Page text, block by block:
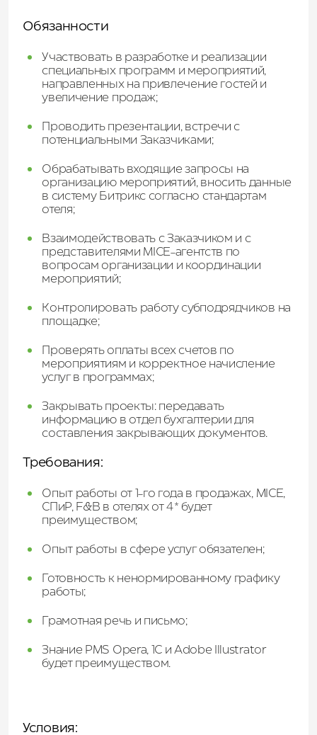
Обязанности
Участвовать в разработке и реализации
специальных программ и мероприятий,
направленных на привлечение гостей и
увеличение продаж;
Проводить презентации, встречи с
потенциальными Заказчиками;
Обрабатывать входящие запросы на
организацию мероприятий, вносить данные
в систему Битрикс согласно стандартам
отеля;
Взаимодействовать с Заказчиком и с
представителями MICE-агентств по
вопросам организации и координации
мероприятий;
Контролировать работу субподрядчиков на
площадке;
Проверять оплаты всех счетов по
мероприятиям и корректное начисление
услуг в программах;
Закрывать проекты: передавать
информацию в отдел бухгалтерии для
составления закрывающих документов.
Требования:
Опыт работы от 1-го года в продажах, MICE,
СПиР, F&B в отелях от 4* будет
преимуществом;
Опыт работы в сфере услуг обязателен;
Готовность к ненормированному графику
работы;
Грамотная речь и письмо;
Знание PMS Opera, 1C и Adobe Illustrator
будет преимуществом.
Условия: